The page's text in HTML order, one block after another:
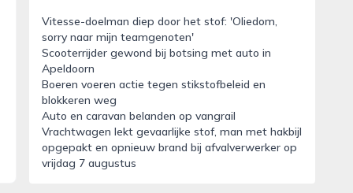
Vitesse-doelman diep door het stof: 'Oliedom,
sorry naar mijn teamgenoten'
Scooterrijder gewond bij botsing met auto in
Apeldoorn
Boeren voeren actie tegen stikstofbeleid en
blokkeren weg
Auto en caravan belanden op vangrail
Vrachtwagen lekt gevaarlijke stof, man met hakbijl
opgepakt en opnieuw brand bij afvalverwerker op
vrijdag 7 augustus